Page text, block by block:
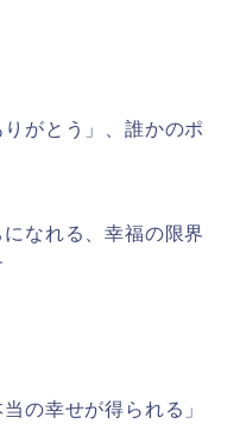
がとう」、誰かのポ
なれる、幸福の限界
の幸せが得られる」